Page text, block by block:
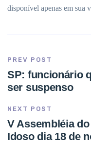
disponível apenas em sua
PREV POST
SP: funcionário
ser suspenso
NEXT POST
V Assembléia
Idoso dia 18 de